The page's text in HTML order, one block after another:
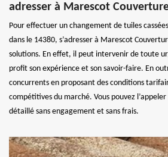
adresser à Marescot
Pour effectuer un changement de tuiles
dans le 14380, s’adresser à Marescot
solutions. En effet, il peut intervenir de toute
profit son expérience et son savoir-faire. En
concurrents en proposant des conditions
compétitives du marché. Vous pouvez
détaillé sans engagement et sans frais.